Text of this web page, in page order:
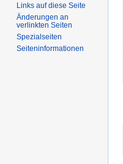
Links auf diese Seite
Änderungen an
verlinkten Seiten
Spezialseiten
Seiten­­informationen